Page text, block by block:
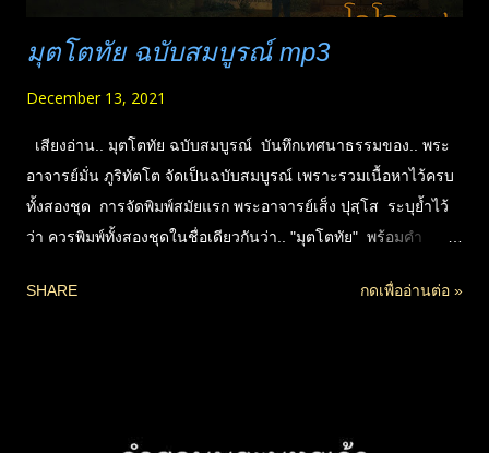
มุตโตทัย ฉบับสมบูรณ์ mp3
December 13, 2021
เสียงอ่าน.. มุตโตทัย ฉบับสมบูรณ์ บันทึกเทศนาธรรมของ.. พระ
อาจารย์มั่น ภูริทัตโต จัดเป็นฉบับสมบูรณ์ เพราะรวมเนื้อหาไว้ครบ
ทั้งสองชุด การจัดพิมพ์สมัยแรก พระอาจารย์เส็ง ปุสฺโส ระบุย้ำไว้
ว่า ควรพิมพ์ทั้งสองชุดในชื่อเดียวกันว่า.. "มุตโตทัย" พร้อมคำ
เท่านั้น ||**ชุดที่หนึ่ง บันทึกโดยพระอาจารย์วิริยังค์ สิรินฺธโร และ
SHARE กดเพื่ออ่านต่อ »